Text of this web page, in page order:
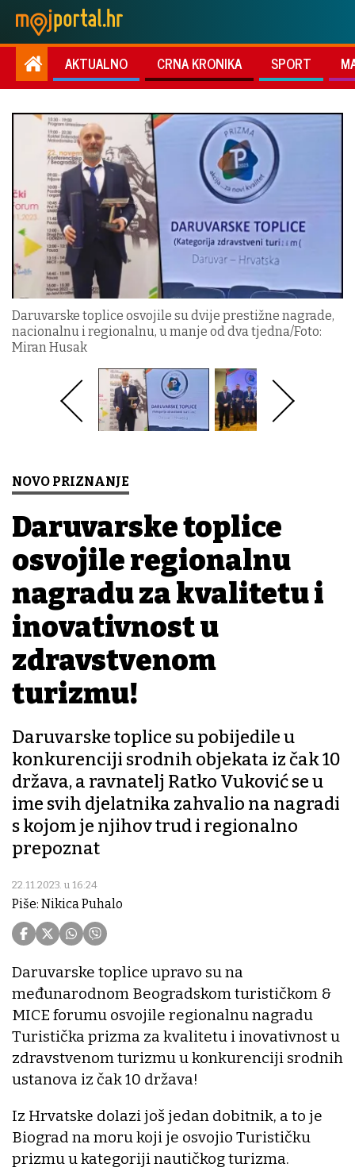
AKTUALNO CRNA KRONIKA SPORT
Daruvarske toplice osvojile su dvije prestižne nagrade,
nacionalnu i regionalnu, u manje od dva tjedna/Foto:
Miran Husak
NOVO PRIZNANJE
Daruvarske toplice
osvojile regionalnu
nagradu za kvalitetu i
inovativnost u
zdravstvenom
turizmu!
Daruvarske toplice su pobijedile u
konkurenciji srodnih objekata iz čak 10
država, a ravnatelj Ratko Vuković se u
ime svih djelatnika zahvalio na nagradi
s kojom je njihov trud i regionalno
prepoznat
22.11.2023. u 16:24
Piše: Nikica Puhalo
Daruvarske toplice upravo su na
međunarodnom Beogradskom turističkom &
MICE forumu osvojile regionalnu nagradu
Turistička prizma za kvalitetu i inovativnost u
zdravstvenom turizmu u konkurenciji srodnih
ustanova iz čak 10 država!
Iz Hrvatske dolazi još jedan dobitnik, a to je
Biograd na moru koji je osvojio Turističku
prizmu u kategoriji nautičkog turizma.